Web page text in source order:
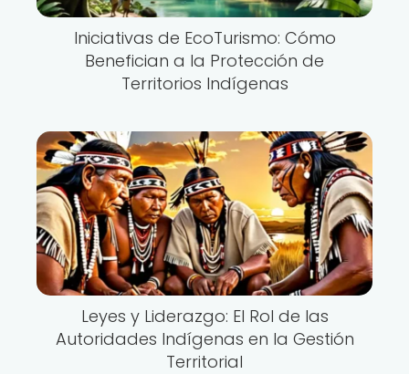
Iniciativas de EcoTurismo: Cómo
Benefician a la Protección de
Territorios Indígenas
Leyes y Liderazgo: El Rol de las
Autoridades Indígenas en la Gestión
Territorial